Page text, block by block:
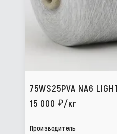
75WS25PVA NA6
15 000
/кг
Производитель